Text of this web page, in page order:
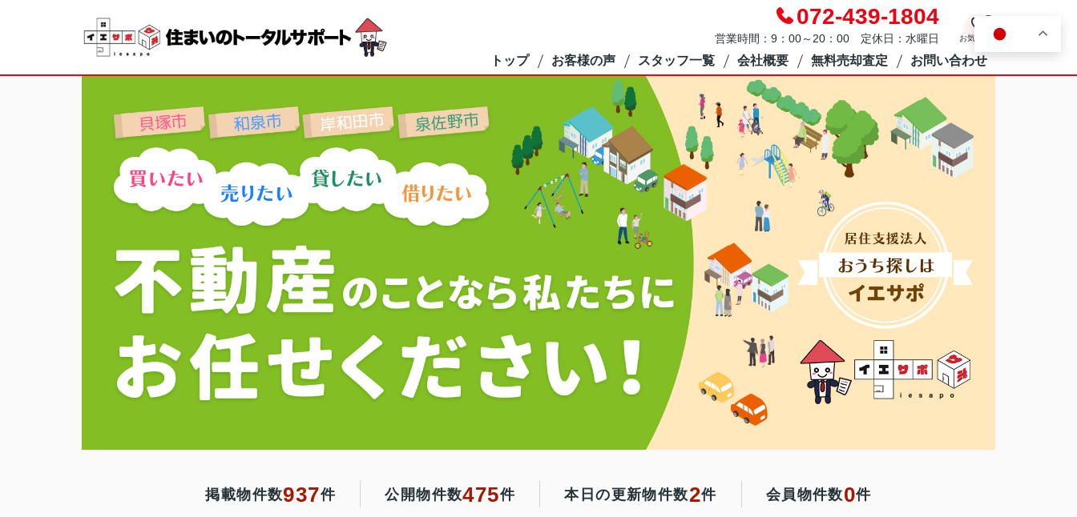
072-439-1804
営業時間：9：00～20：00 定休日：水曜日 お気に入り
トップ お客様の声 スタッフ一覧 会社概要 無料売却査定 お問い合わせ
掲載物件数937件 公開物件数475件 本日の更新物件数2件 会員物件数0件